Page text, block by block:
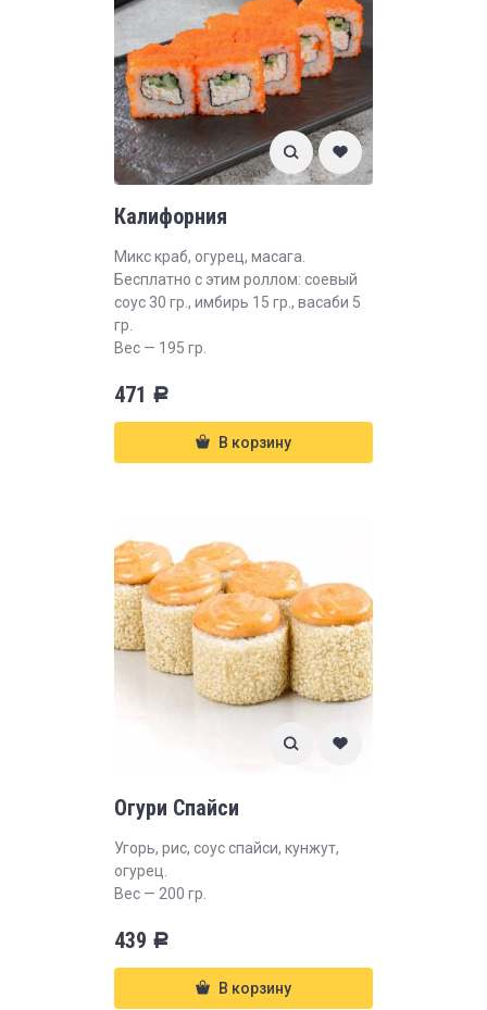
Калифорния
Микс краб, огурец, масага.
Бесплатно с этим роллом: соевый
соус 30 гр., имбирь 15 гр., васаби 5
гр.
Вес — 195 гр.
471 Р
В корзину
Огури Спайси
Угорь, рис, соус спайси, кунжут,
огурец.
Вес — 200 гр.
439 Р
В корзину